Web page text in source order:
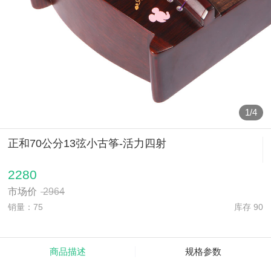
1/4
正和70公分13弦小古筝-活力四射
2280
市场价 2964
销量：75 库存 90
商品描述 规格参数